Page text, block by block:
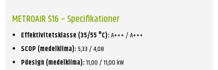
METROAIR S16 – Specifikationer
Effektivitetsklasse (35/55 °C):A+++ / A+++
SCOP (medelklima):5,33 / 4,08
Pdesign (medelklima):11,00 / 11,00 kW